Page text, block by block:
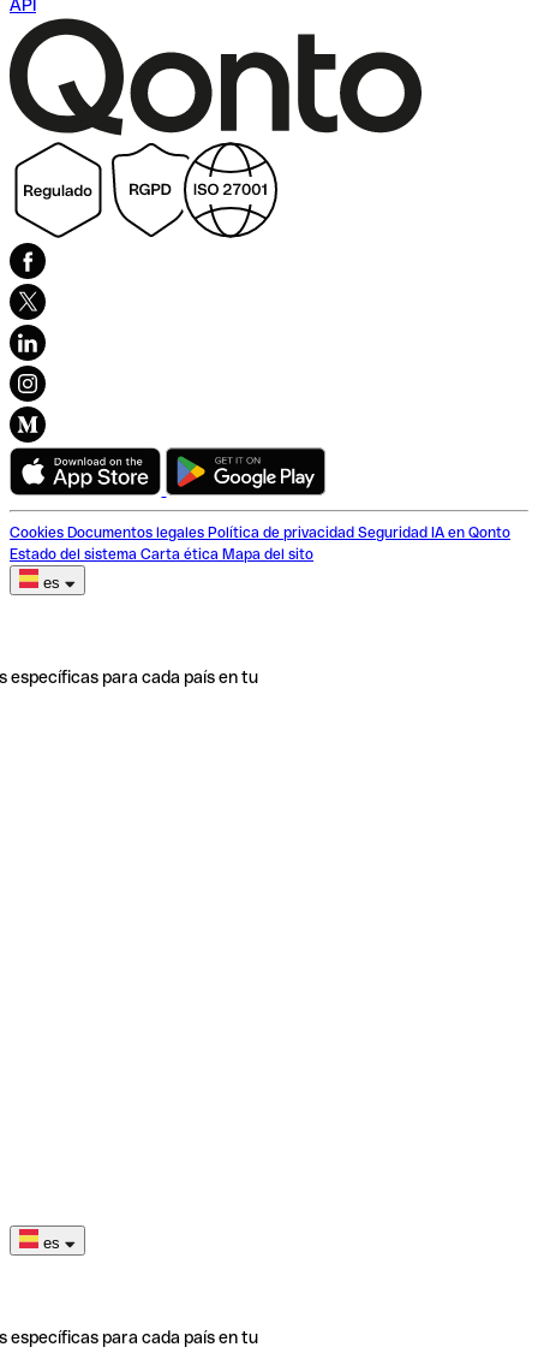
API
Cookies Documentos legales Política de privacidad Seguridad IA en Qonto
Estado del sistema Carta ética Mapa del sito
es
específicas para cada país en tu
es
específicas para cada país en tu